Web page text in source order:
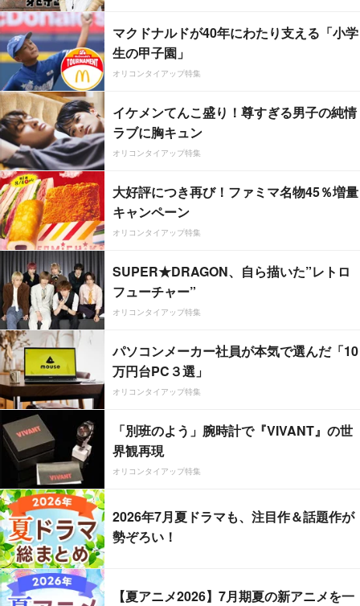
マクドナルドが40年にわたり支える「小学
生の甲子園」
オリコンタイアップ特集
イケメンてんこ盛り！尊すぎる男子の純情
ラブに胸キュン
オリコンタイアップ特集
大好評につき再び！ファミマ名物45％増量
キャンペーン
オリコンタイアップ特集
SUPER★DRAGON、自ら描いた”レトロ
フューチャー”
オリコンタイアップ特集
パソコンメーカー社員が本気で選んだ「10
万円台PC３選」
オリコンタイアップ特集
「別班のよう」腕時計で『VIVANT』の世
界観再現
オリコンタイアップ特集
2026年7月夏ドラマも、注目作＆話題作が
勢ぞろい！
【夏アニメ2026】7月期夏の新アニメを一